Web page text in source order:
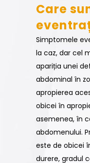
Care
Simptomele
la caz, dar cel
apariția unei
abdominal în
apropierea
obicei în
asemenea, în
abdomenului.
este de obicei
durere, gradul